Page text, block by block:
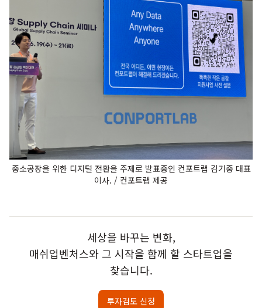
중소공장을 위한 디지털 전환을 주제로 발표중인 컨포트랩 김기중 대표
이사. / 컨포트랩 제공
세상을 바꾸는 변화,
매쉬업벤처스와 그 시작을 함께 할 스타트업을
찾습니다.
투자검토 신청